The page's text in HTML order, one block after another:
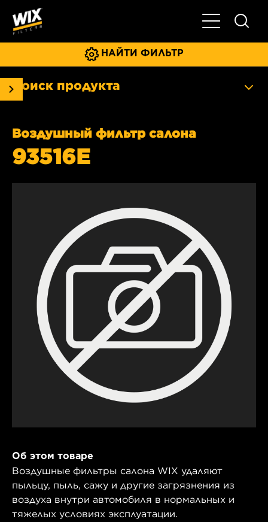
Главное
НАЙТИ ФИЛЬТР
Поиск продукта
Воздушный фильтр салона
93516E
Об этом товаре
Воздушные фильтры салона WIX удаляют
пыльцу, пыль, сажу и другие загрязнения из
воздуха внутри автомобиля в нормальных и
тяжелых условиях эксплуатации.